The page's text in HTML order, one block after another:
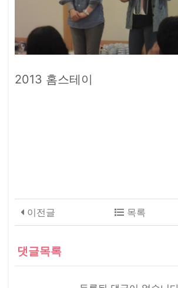
2013 홈스테이
이전글 목록
댓글목록